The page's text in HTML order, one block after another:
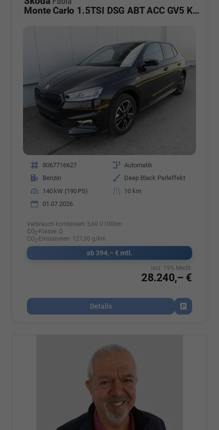
Monte Carlo 1.5TSI DSG ABT ACC GV5 Kam
Fahrzeugnr. 8067716627 Getriebe Automatik
Kraftstoff
Benzin Außenfarbe
Deep Black Perleffekt
Leistung
140 kW (190 PS) Kilometerstand
10 km
01.07.2026
Verbrauch kombiniert: 5,60 l/100km
CO2-Klasse: D
CO2-Emissionen: 127,00 g/km
ab 394,– € mtl.
28.240,– €
incl. 19% MwSt.
Details
Fahrzeug